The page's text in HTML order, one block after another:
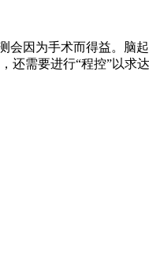
因为手术而得益。脑
需要进行“程控”以求达